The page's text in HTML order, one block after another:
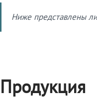
Ниже представлены
Продукция